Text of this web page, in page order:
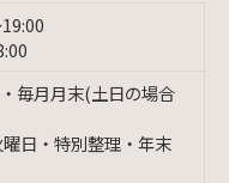
毎月月末(土日の場合
日・特別整理・年末